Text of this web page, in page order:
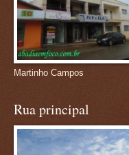
Martinho Campos
Rua principal